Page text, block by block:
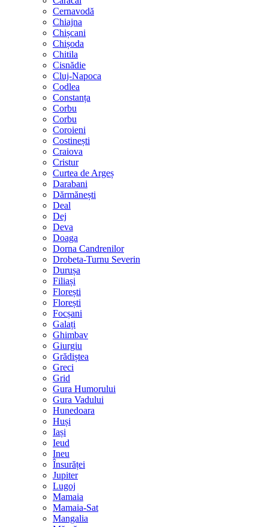
Cernavodă
Chiajna
Chișcani
Chișoda
Chitila
Cisnădie
Cluj-Napoca
Codlea
Constanța
Corbu
Corbu
Coroieni
Costinești
Craiova
Cristur
Curtea de Argeș
Darabani
Dărmănești
Deal
Dej
Deva
Doaga
Dorna Candrenilor
Drobeta-Turnu Severin
Durușa
Filiași
Florești
Florești
Focșani
Galați
Ghimbav
Giurgiu
Grădiștea
Greci
Grid
Gura Humorului
Gura Vadului
Hunedoara
Huși
Iași
Ieud
Ineu
Însurăței
Jupiter
Lugoj
Mamaia
Mamaia-Sat
Mangalia